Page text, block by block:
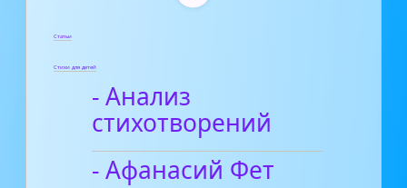
Статьи
Стихи для детей
- Анализ
стихотворений
- Афанасий Фет